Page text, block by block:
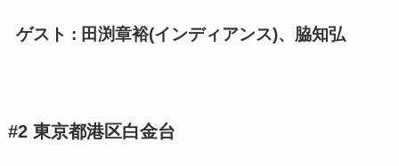
ゲスト : 田渕章裕(インディアンス)、脇知弘
#2 東京都港区白金台